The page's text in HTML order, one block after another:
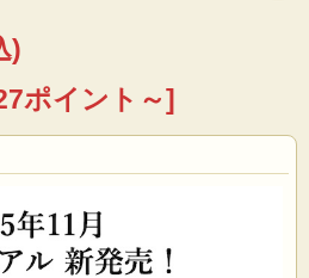
)
ポイント～]